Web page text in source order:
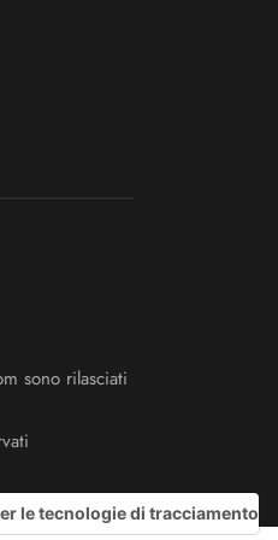
sono rilasciati
le tecnologie di tracciamento